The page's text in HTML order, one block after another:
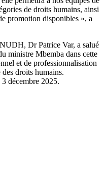
de droits humains, ainsi
promotion disponibles », a
Dr Patrice Var, a salué
ministre Mbemba dans cette
et de professionnalisation
des droits humains.
décembre 2025.